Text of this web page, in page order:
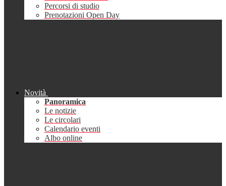
Percorsi di studio
Prenotazioni Open Day
Novità
Panoramica
Le notizie
Le circolari
Calendario eventi
Albo online